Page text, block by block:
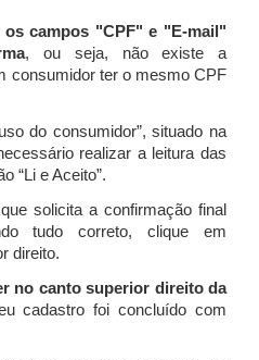
os campos "CPF" e "E-mail"
, ou seja, não existe a
consumidor ter o mesmo CPF
do consumidor”, situado na
realizar a leitura das
“Li e Aceito”.
solicita a confirmação final
tudo correto, clique em
direito.
no canto superior direito da
cadastro foi concluído com